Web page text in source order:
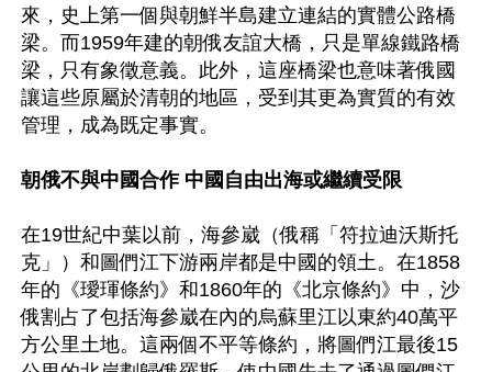
來，史上第一個與朝鮮半島建立連結的實體公路橋
梁。而1959年建的朝俄友誼大橋，只是單線鐵路橋
梁，只有象徵意義。此外，這座橋梁也意味著俄國
讓這些原屬於清朝的地區，受到其更為實質的有效
管理，成為既定事實。
朝俄不與中國合作 中國自由出海或繼續受限
在19世紀中葉以前，海參崴（俄稱「符拉迪沃斯托
克」）和圖們江下游兩岸都是中國的領土。在1858
年的《璦琿條約》和1860年的《北京條約》中，沙
俄割占了包括海參崴在內的烏蘇里江以東約40萬平
方公里土地。這兩個不平等條約，將圖們江最後15